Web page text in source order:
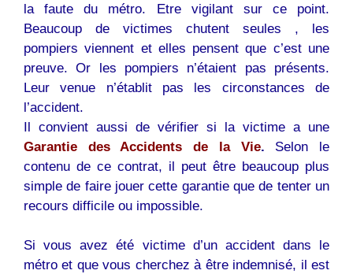
la faute du métro. Etre vigilant sur ce point.
Beaucoup de victimes chutent seules , les
pompiers viennent et elles pensent que c’est une
preuve. Or les pompiers n’étaient pas présents.
Leur venue n’établit pas les circonstances de
l’accident.
Il convient aussi de vérifier si la victime a une
Garantie des Accidents de la Vie. Selon le
contenu de ce contrat, il peut être beaucoup plus
simple de faire jouer cette garantie que de tenter un
recours difficile ou impossible.
Si vous avez été victime d’un accident dans le
métro et que vous cherchez à être indemnisé, il est